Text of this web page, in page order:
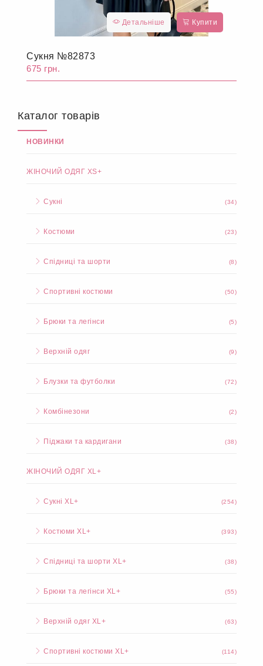
Детальніше Купити
Сукня №82873
675 грн.
Каталог товарів
НОВИНКИ
ЖІНОЧИЙ ОДЯГ XS+
Сукні (34)
Костюми (23)
Спідниці та шорти (8)
Спортивні костюми (50)
Брюки та легінси (5)
Верхній одяг (9)
Блузки та футболки (72)
Комбінезони (2)
Піджаки та кардигани (38)
ЖІНОЧИЙ ОДЯГ XL+
Сукні XL+ (254)
Костюми XL+ (393)
Спідниці та шорти XL+ (38)
Брюки та легінси XL+ (55)
Верхній одяг XL+ (63)
Спортивні костюми XL+ (114)